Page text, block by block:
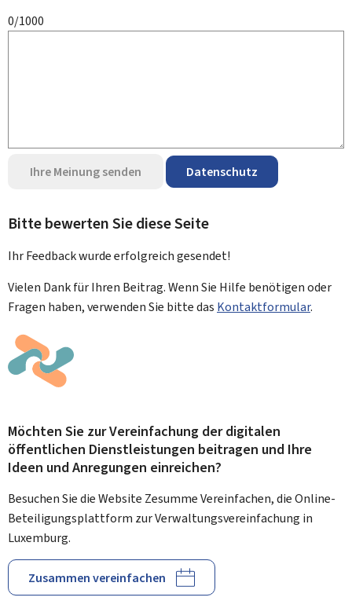
0/1000
Ihre Meinung senden Datenschutz
Bitte bewerten Sie diese Seite
Ihr Feedback wurdeerfolgreichgesendet!
Vielen Dank für Ihren Beitrag. Wenn Sie Hilfe benötigen oder
Fragen haben, verwenden Sie bitte das Kontaktformular.
Möchten Sie zur Vereinfachung der digitalen
öffentlichen Dienstleistungen beitragen und Ihre
Ideen und Anregungen einreichen?
Besuchen Sie die Website Zesumme Vereinfachen, die Online-
Beteiligungsplattform zur Verwaltungsvereinfachung in
Luxemburg.
Zusammen vereinfachen